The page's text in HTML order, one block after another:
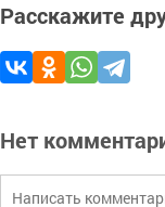
Расскажите
Нет